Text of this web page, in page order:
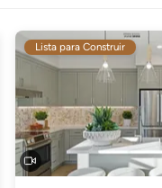
Lista para Construir